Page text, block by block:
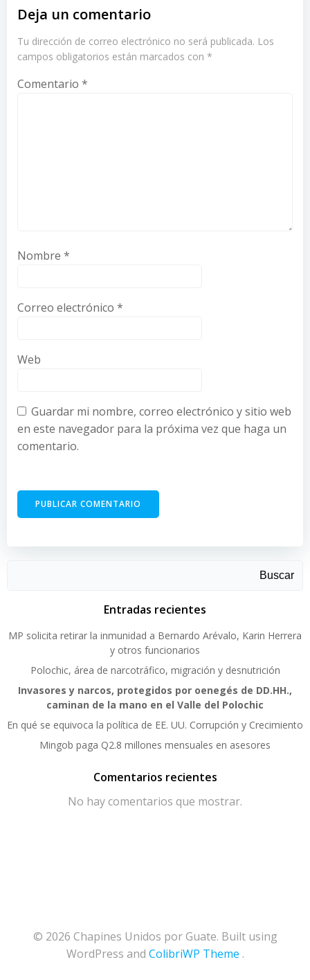
Deja un comentario
Tu dirección de correo electrónico no será publicada. Los
campos obligatorios están marcados con *
Comentario *
Nombre *
Correo electrónico *
Web
Guardar mi nombre, correo electrónico y sitio web
en este navegador para la próxima vez que haga un
comentario.
Buscar
Entradas recientes
MP solicita retirar la inmunidad a Bernardo Arévalo, Karin Herrera
y otros funcionarios
Polochic, área de narcotráfico, migración y desnutrición
Invasores y narcos, protegidos por oenegés de DD.HH.,
caminan de la mano en el Valle del Polochic
En qué se equivoca la política de EE. UU. Corrupción y Crecimiento
Mingob paga Q2.8 millones mensuales en asesores
Comentarios recientes
No hay comentarios que mostrar.
© 2026 Chapines Unidos por Guate. Built using
WordPress and ColibriWP Theme .